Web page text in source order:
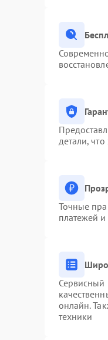
детали,
Точные
платежей
Сервисный
онлайн.
техники